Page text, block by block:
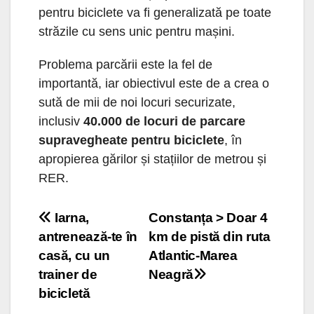
pentru biciclete va fi generalizată pe toate
străzile cu sens unic pentru mașini.
Problema parcării este la fel de
importantă, iar obiectivul este de a crea o
sută de mii de noi locuri securizate,
inclusiv 40.000 de locuri de parcare
supravegheate pentru biciclete, în
apropierea gărilor și stațiilor de metrou și
RER.
Navigare
în
articole
Constanța > Doar 4
km de pistă din ruta
Atlantic-Marea
Neagră
Iarna,
antrenează-te în
casă, cu un
trainer de
bicicletă